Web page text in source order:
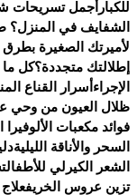
للكبار أجمل تسريحات
الشفايف في المنزل؟
لأميرتك الصغيرة
إطلالتك متجددة؟كل ما
الإجراء أسرار القناع
ظلال العيون من وحي
فوائد مكعبات الألوفيرا
السحر والأناقة الليلية
الشعر الكيرلي للأطفال
تزين عروس الخريف